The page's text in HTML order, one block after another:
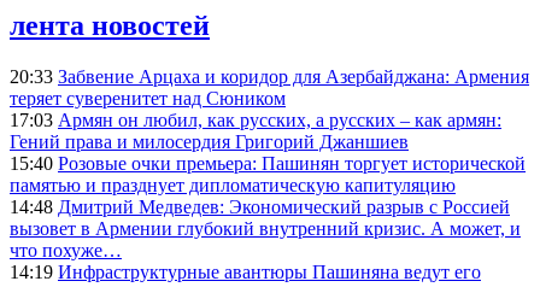
лента новостей
20:33 Забвение Арцаха и коридор для Азербайджана: Армения
теряет суверенитет над Сюником
17:03 Армян он любил, как русских, а русских – как армян:
Гений права и милосердия Григорий Джаншиев
15:40 Розовые очки премьера: Пашинян торгует исторической
памятью и празднует дипломатическую капитуляцию
14:48 Дмитрий Медведев: Экономический разрыв с Россией
вызовет в Армении глубокий внутренний кризис. А может, и
что похуже…
14:19 Инфраструктурные авантюры Пашиняна ведут его